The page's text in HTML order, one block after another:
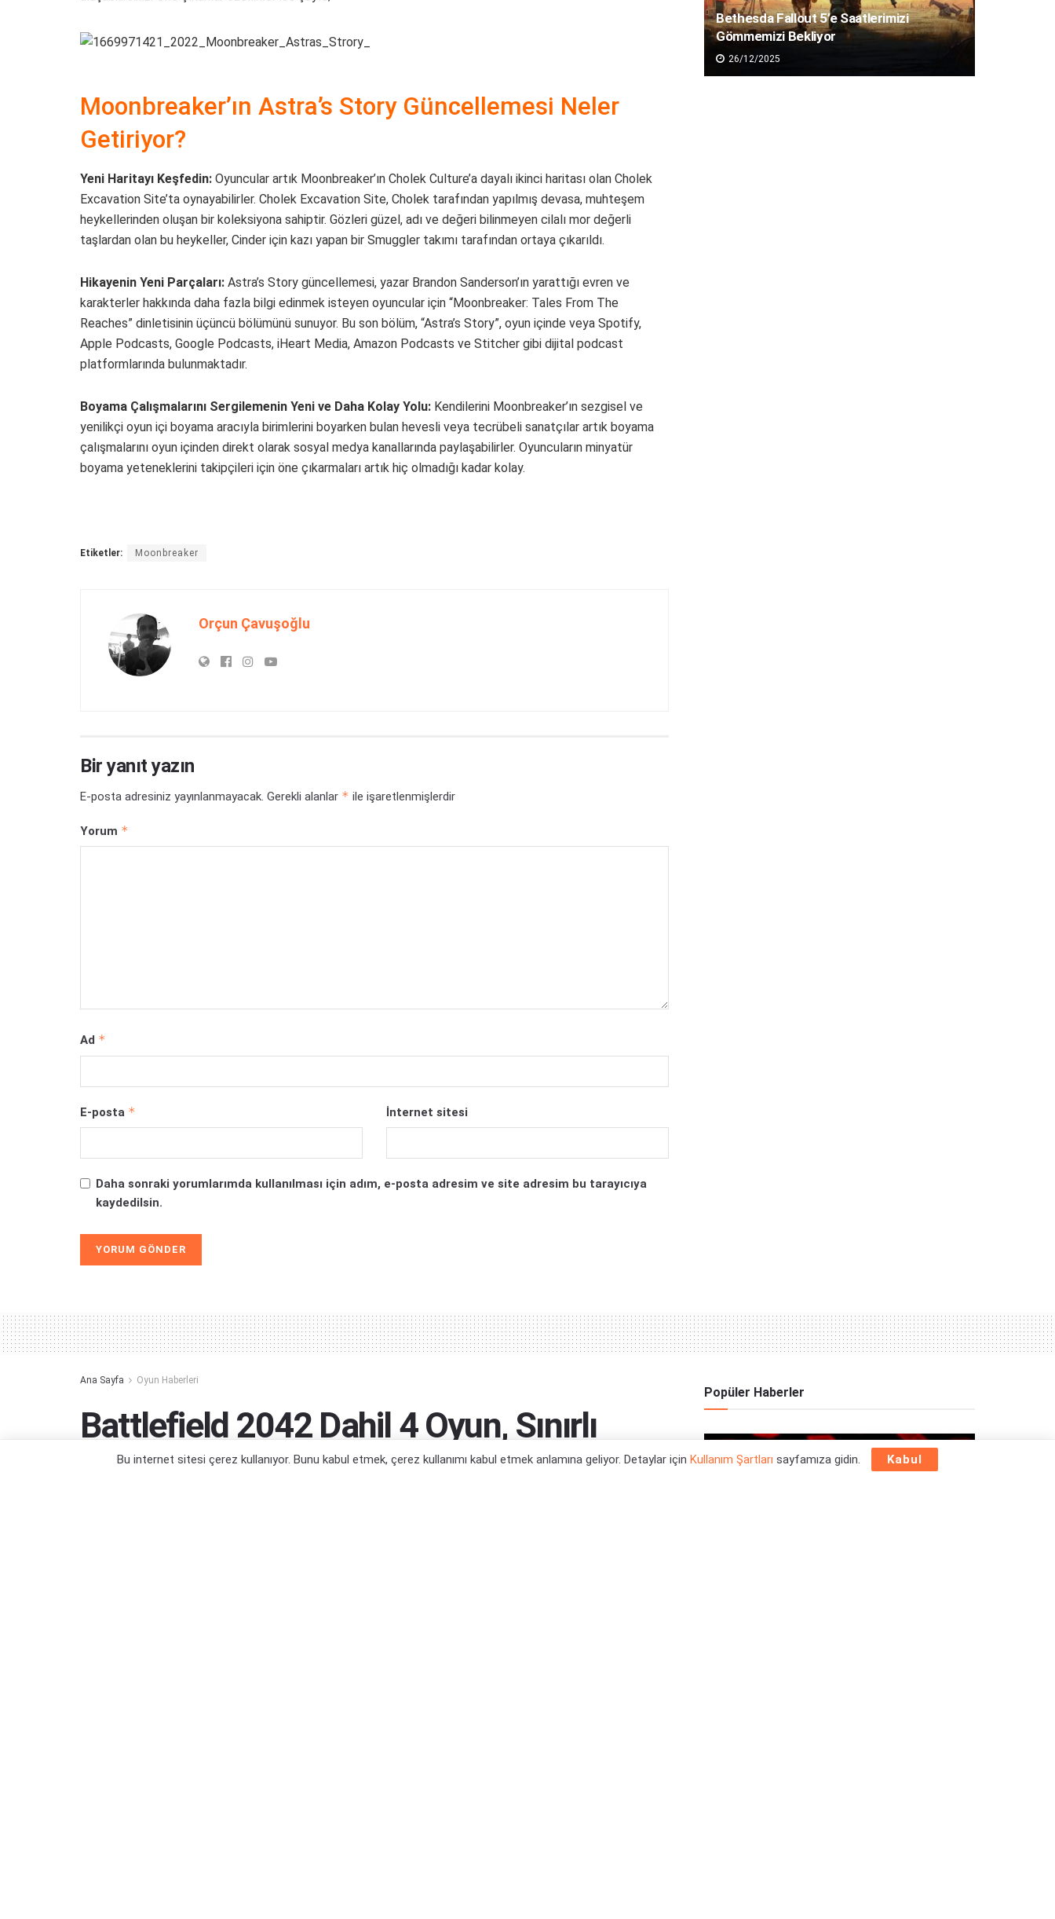
Moonbreaker’ın Astra’s Story Güncellemesi Neler
Getiriyor?
Yeni Haritayı Keşfedin: Oyuncular artık Moonbreaker’ın Cholek Culture’a dayalı ikinci haritası olan Cholek
Excavation Site’ta oynayabilirler. Cholek Excavation Site, Cholek tarafından yapılmış devasa, muhteşem
heykellerinden oluşan bir koleksiyona sahiptir. Gözleri güzel, adı ve değeri bilinmeyen cilalı mor değerli
taşlardan olan bu heykeller, Cinder için kazı yapan bir Smuggler takımı tarafından ortaya çıkarıldı.
Hikayenin Yeni Parçaları: Astra’s Story güncellemesi, yazar Brandon Sanderson’ın yarattığı evren ve
karakterler hakkında daha fazla bilgi edinmek isteyen oyuncular için “Moonbreaker: Tales From The
Reaches” dinletisinin üçüncü bölümünü sunuyor. Bu son bölüm, “Astra’s Story”, oyun içinde veya Spotify,
Apple Podcasts, Google Podcasts, iHeart Media, Amazon Podcasts ve Stitcher gibi dijital podcast
platformlarında bulunmaktadır.
Boyama Çalışmalarını Sergilemenin Yeni ve Daha Kolay Yolu: Kendilerini Moonbreaker’ın sezgisel ve
yenilikçi oyun içi boyama aracıyla birimlerini boyarken bulan hevesli veya tecrübeli sanatçılar artık boyama
çalışmalarını oyun içinden direkt olarak sosyal medya kanallarında paylaşabilirler. Oyuncuların minyatür
boyama yeteneklerini takipçileri için öne çıkarmaları artık hiç olmadığı kadar kolay.
Etiketler: Moonbreaker
Orçun Çavuşoğlu
Bir yanıt yazın
E-posta adresiniz yayınlanmayacak. Gerekli alanlar * ile işaretlenmişlerdir
Yorum *
Ad *
E-posta * İnternet sitesi
Daha sonraki yorumlarımda kullanılması için adım, e-posta adresim ve site adresim bu tarayıcıya
kaydedilsin.
Bethesda Fallout 5’e Saatlerimizi
Gömmemizi Bekliyor
26/12/2025
Ana Sayfa Oyun Haberleri
Battlefield 2042 Dahil 4 Oyun, Sınırlı
Süreli Ücretsiz Oynanabilecek
Popüler Haberler
Bu internet sitesi çerez kullanıyor. Bunu kabul etmek, çerez kullanımı kabul etmek anlamına geliyor. Detaylar için Kullanım Şartları sayfamıza gidin. Kabul